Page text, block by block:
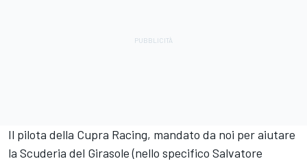
Il pilota della Cupra Racing, mandato da noi per aiutare
la Scuderia del Girasole (nello specifico Salvatore